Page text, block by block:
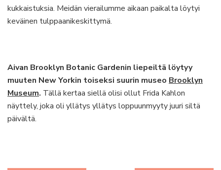
kukkaistuksia. Meidän vierailumme aikaan paikalta löytyi
keväinen tulppaanikeskittymä.
Aivan Brooklyn Botanic Gardenin liepeiltä löytyy
muuten New Yorkin toiseksi suurin museo Brooklyn
Museum. Tällä kertaa siellä olisi ollut Frida Kahlon
näyttely, joka oli yllätys yllätys loppuunmyyty juuri siltä
päivältä.